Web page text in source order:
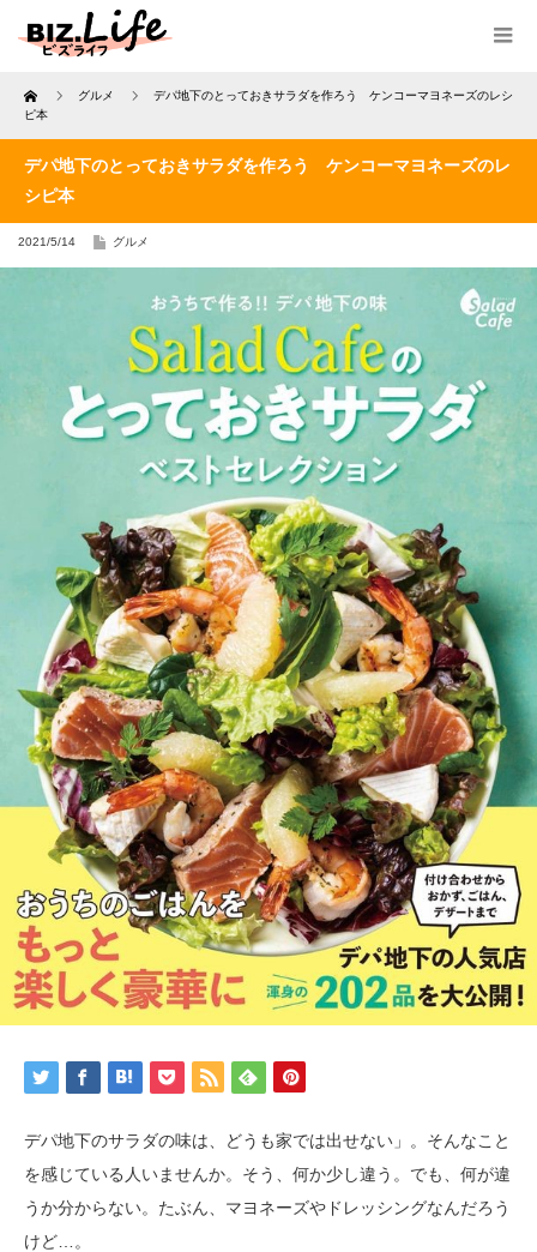
Home グルメ
デパ地下のとっておきサラダを作ろう ケンコーマヨネーズのレシ
ピ本
デパ地下のとっておきサラダを作ろう ケンコーマヨネーズのレ
シピ本
2021/5/14 グルメ
デパ地下のサラダの味は、どうも家では出せない」。そんなこと
を感じている人いませんか。そう、何か少し違う。でも、何が違
うか分からない。たぶん、マヨネーズやドレッシングなんだろう
けど…。